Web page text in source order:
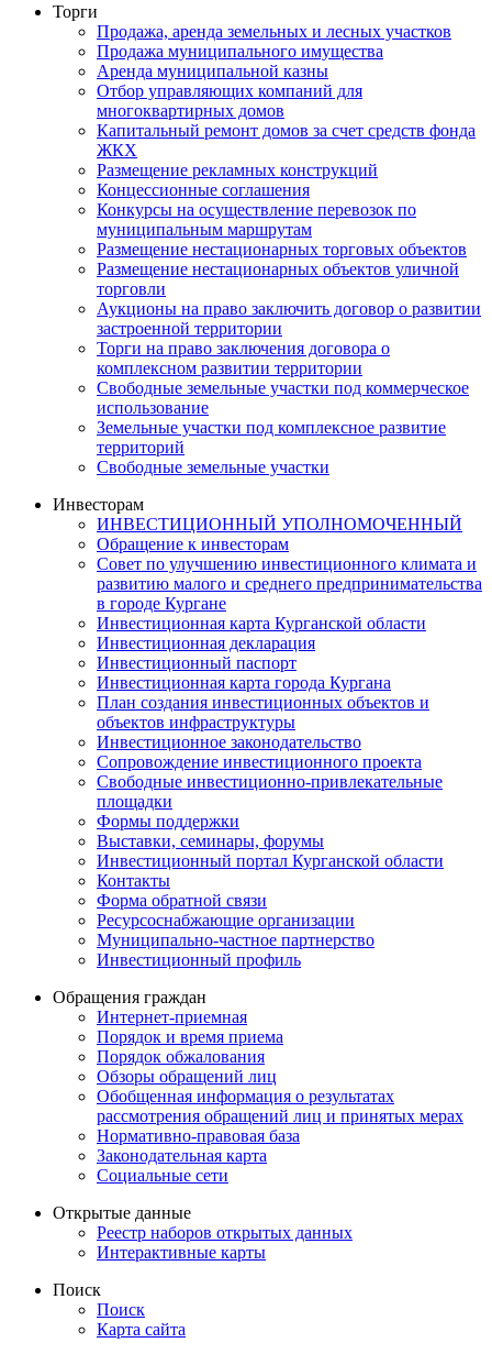
Торги
Продажа, аренда земельных и лесных участков
Продажа муниципального имущества
Аренда муниципальной казны
Отбор управляющих компаний для
многоквартирных домов
Капитальный ремонт домов за счет средств фонда
ЖКХ
Размещение рекламных конструкций
Концессионные соглашения
Конкурсы на осуществление перевозок по
муниципальным маршрутам
Размещение нестационарных торговых объектов
Размещение нестационарных объектов уличной
торговли
Аукционы на право заключить договор о развитии
застроенной территории
Торги на право заключения договора о
комплексном развитии территории
Свободные земельные участки под коммерческое
использование
Земельные участки под комплексное развитие
территорий
Свободные земельные участки
Инвесторам
ИНВЕСТИЦИОННЫЙ УПОЛНОМОЧЕННЫЙ
Обращение к инвесторам
Совет по улучшению инвестиционного климата и
развитию малого и среднего предпринимательства
в городе Кургане
Инвестиционная карта Курганской области
Инвестиционная декларация
Инвестиционный паспорт
Инвестиционная карта города Кургана
План создания инвестиционных объектов и
объектов инфраструктуры
Инвестиционное законодательство
Сопровождение инвестиционного проекта
Свободные инвестиционно-привлекательные
площадки
Формы поддержки
Выставки, семинары, форумы
Инвестиционный портал Курганской области
Контакты
Форма обратной связи
Ресурсоснабжающие организации
Муниципально-частное партнерство
Инвестиционный профиль
Обращения граждан
Интернет-приемная
Порядок и время приема
Порядок обжалования
Обзоры обращений лиц
Обобщенная информация о результатах
рассмотрения обращений лиц и принятых мерах
Нормативно-правовая база
Законодательная карта
Социальные сети
Открытые данные
Реестр наборов открытых данных
Интерактивные карты
Поиск
Поиск
Карта сайта